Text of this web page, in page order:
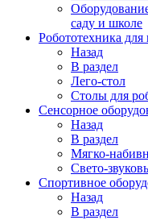
саду и школе
Робототехника для
Назад
В раздел
Лего-стол
Столы для
Сенсорное
Назад
В раздел
Мягко-
Свето-
Спортивное
Назад
В раздел